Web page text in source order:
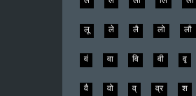
लू ले लै लो लौ
वं वा वि वी वृ
वै वो व् व्र श